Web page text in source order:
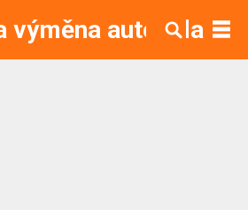
výměna autoskla